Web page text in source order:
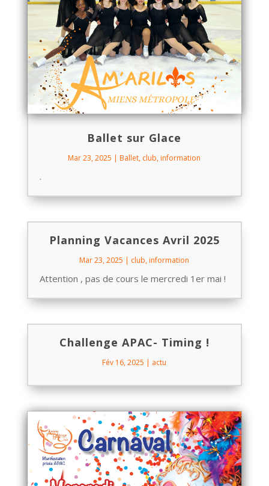
Ballet sur Glace
Mar 23, 2025 |Ballet, club,information
.
Planning Vacances Avril 2025
Mar 23, 2025 | club,information
Attention , pas de cours le mercredi 1er mai !
Challenge APAC- Timing !
Fév 16, 2025 | actu